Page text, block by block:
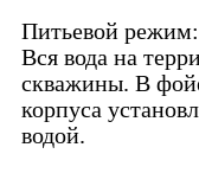
Питьевой режим:
Вся вода на
скважины. В
корпуса
водой.